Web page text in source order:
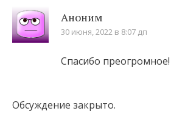
Аноним
30 июня, 2022 в 8:07 дп
Спасибо преогромное!
Обсуждение закрыто.